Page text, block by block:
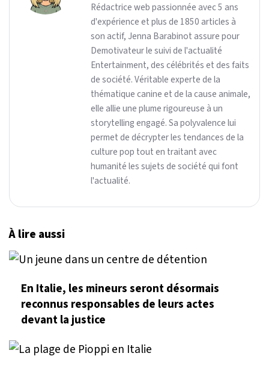
Rédactrice web passionnée avec 5 ans
d'expérience et plus de 1850 articles à
son actif, Jenna Barabinot assure pour
Demotivateur le suivi de l'actualité
Entertainment, des célébrités et des faits
de société. Véritable experte de la
thématique canine et de la cause animale,
elle allie une plume rigoureuse à un
storytelling engagé. Sa polyvalence lui
permet de décrypter les tendances de la
culture pop tout en traitant avec
humanité les sujets de société qui font
l'actualité.
À lire aussi
En Italie, les mineurs seront désormais
reconnus responsables de leurs actes
devant la justice